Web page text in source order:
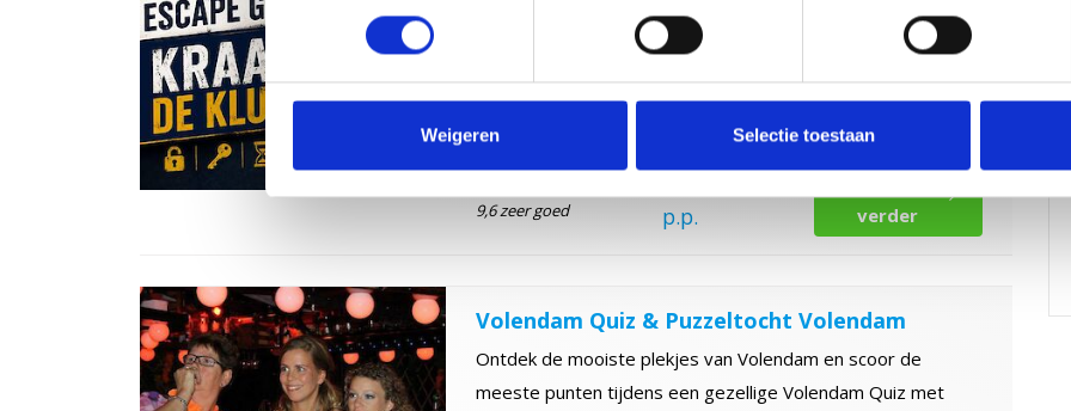
Weigeren Selectie toestaan
Kraak de Kluis! Welk team kraakt als eerste de kluis? Inclusief
Vanaf10 pers Duur1 uur
9,6 zeer goed
19,50
p.p.
Lees
verder
Volendam Quiz & Puzzeltocht Volendam
Ontdek de mooiste plekjes van Volendam en scoor de
meeste punten tijdens een gezellige Volendam Quiz met